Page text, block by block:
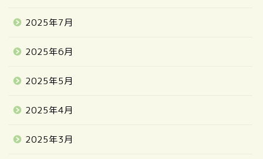
2025年7月
2025年6月
2025年5月
2025年4月
2025年3月